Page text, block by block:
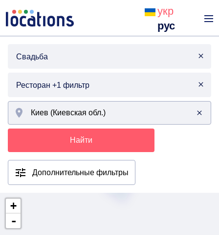
укр
рус
Свадьба
Ресторан +1 фильтр
Найти
Дополнительные фильтры
+
-